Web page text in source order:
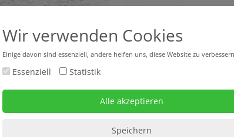
Abverkauf neu + gebraucht
Wir verwenden Cookies
Einige davon sind essenziell, andere helfen uns, diese Website zu
Essenziell Statistik